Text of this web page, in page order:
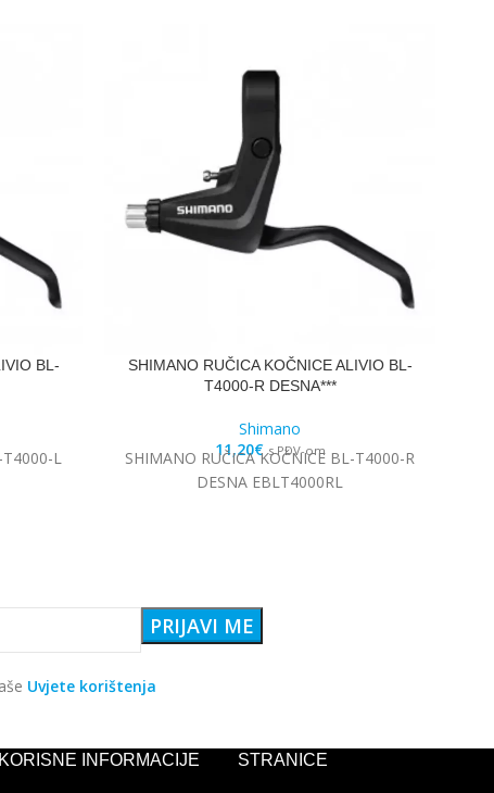
BL-
T4000-L
SHIMANO RUČICA KOČNICE ALIVIO BL-
T4000-R DESNA***
Shimano
11,20€ s PDV-om
SHIMANO RUČICA KOČNICE BL-T4000-R
DESNA EBLT4000RL
Uvjete korištenja
KORISNE INFORMACIJE STRANICE